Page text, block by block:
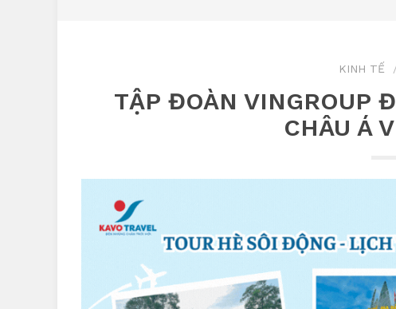
KINH TẾ
TẬP ĐOÀN VINGROUP
CHÂU Á